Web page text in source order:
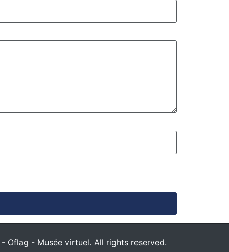
Oflag - Musée virtuel. All rights reserved.